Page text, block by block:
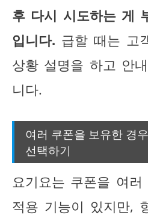
후 다시 시도하는 게
입니다. 급할 때는 고
상황 설명을 하고 안
니다.
여러 쿠폰을 보유한 경
선택하기
요기요는 쿠폰을 여
적용 기능이 있지만,